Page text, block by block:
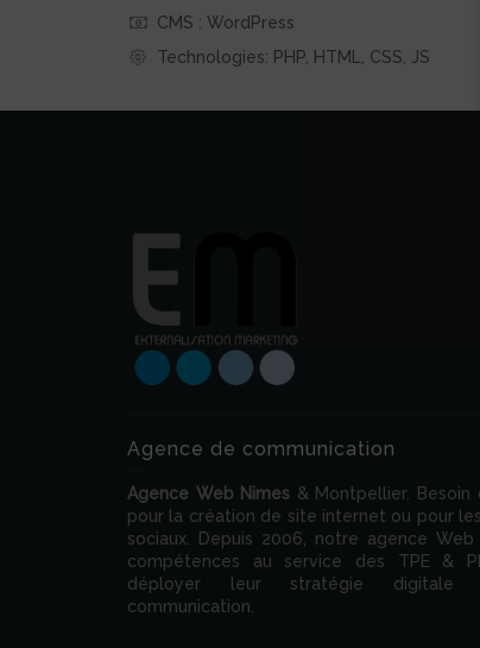
CMS : WordPress
Technologies: PHP, HTML, CSS, JS
Agence de communication
Agence Web Nimes & Montpellier. Besoin
pour la création de site internet ou pour
sociaux. Depuis 2006, notre agence
compétences au service des TPE &
déployer leur stratégie
communication.